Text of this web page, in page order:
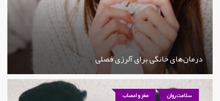
درمان‌های خانگی برای آلرژی فصلی
سلامت روان مغز و اعصاب